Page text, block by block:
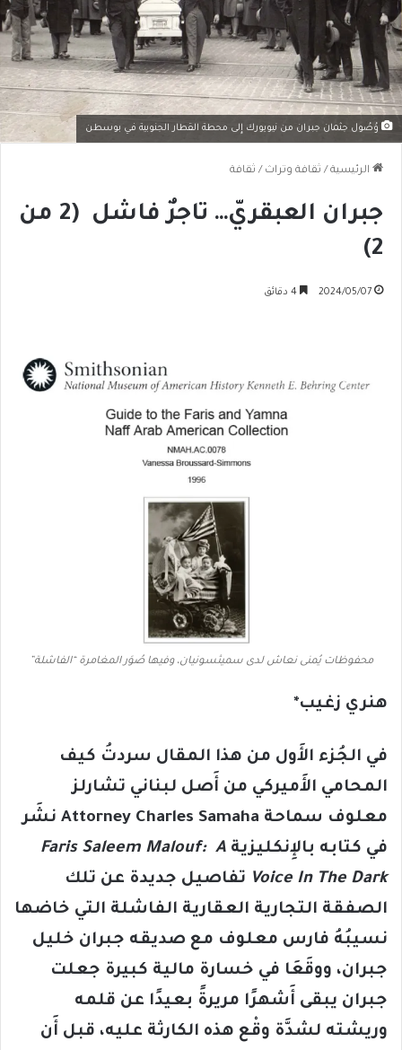
وُصُول جثمان جبران من نيويورك إِلى محطة القطار الجنوبية في بوسطن
الرئيسية / ثقافة وتراث / ثقافة
جبران العبقريّ… تاجرٌ فاشل (2 من
2)
2024/05/07
محفوظات يُمنى نعاش لدى سميثسونيان، وفيها صُوَر المغامرة “الفاشلة”
هنري زغيب*
في الجُزء الأَول من هذا المقال سردتُ كيف
المحامي الأَميركي من أَصل لبناني تشارلز
معلوف سماحة Attorney Charles Samaha نشَر
في كتابه بالإِنكليزية Faris Saleem Malouf: A
Voice In The Dark تفاصيل جديدة عن تلك
الصفقة التجارية العقارية الفاشلة التي خاضها
نسيبُهُ فارس معلوف مع صديقه جبران خليل
جبران، ووقَعَا في خسارة مالية كبيرة جعلت
جبران يبقى أَشهرًا مريرةً بعيدًا عن قلمه
وريشته لشدَّة وقْع هذه الكارثة عليه، قبل أَن